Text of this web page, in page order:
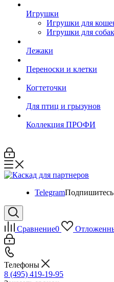
Игрушки
Игрушки для
Игрушки для собак
Лежаки
Переноски и клетки
Когтеточки
Для птиц и грызунов
Коллекция ПРОФИ
Telegram
Сравнение0
Телефоны
8 (495) 419-19-95